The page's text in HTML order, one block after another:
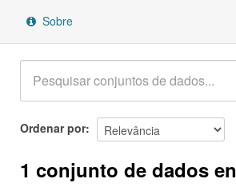
Sobre
Ordenar por
1 conjunto de dados